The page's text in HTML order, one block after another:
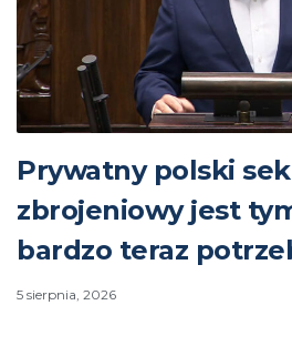
Prywatny polski
zbrojeniowy jest
bardzo teraz
5 sierpnia, 2026